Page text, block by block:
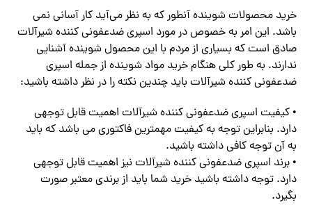
خرید محصولات شوینده آنطور که به نظر می‌آید کار آسانی نمی
باشد. این امر به خصوص در مورد اسپری ضدعفونی کننده شیرآلات
صادق است که بسیاری از مردم با این محصول شوینده آشنایی
ندارند. به طور کلی هنگام خرید مواد شوینده از جمله اسپری
ضدعفونی کننده شیرآلات باید چندین نکته را در نظر داشته باشید:
• کیفیت اسپری ضدعفونی کننده شیرآلات اهمیت قابل توجهی
دارد. بنابراین توجه به کیفیت مهمترین فاکتوری می باشد که باید
به آن توجه کافی داشته باشید.
• برند اسپری ضدعفونی کننده شیرآلات نیز اهمیت قابل توجهی
دارد. توجه داشته باشید خرید شما باید از برندی معتبر صورت
بگیرد.